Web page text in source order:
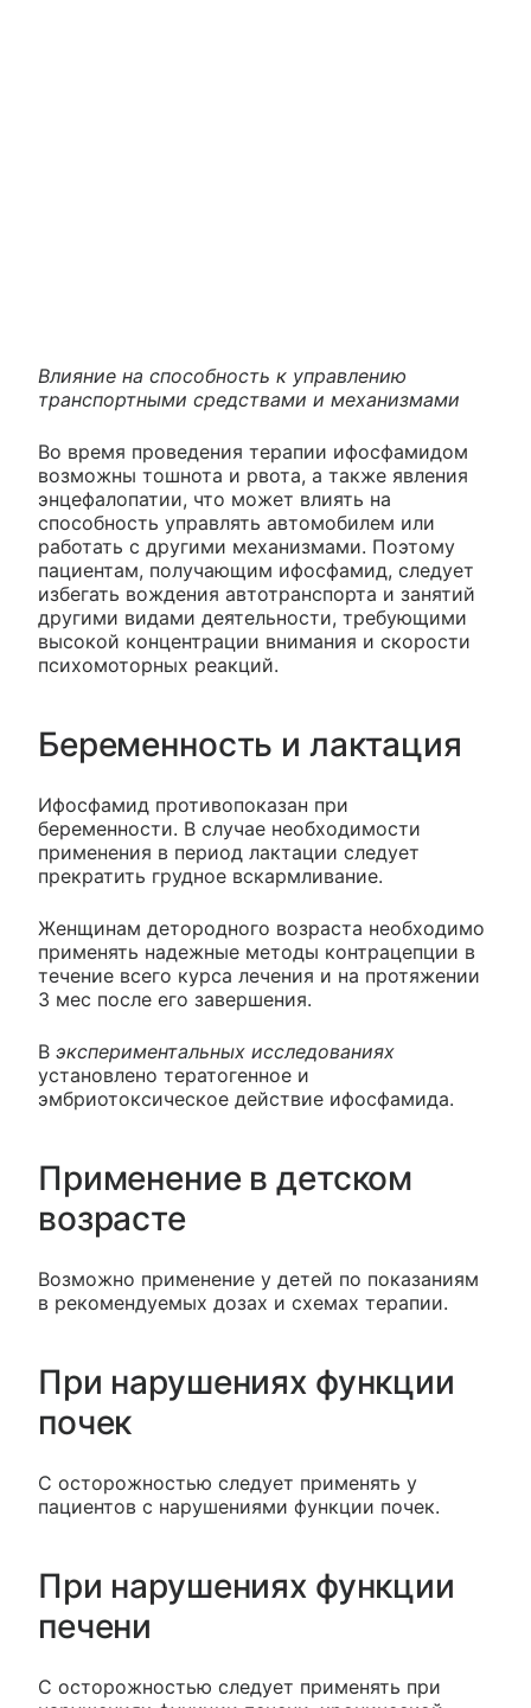
Влияние на способность к управлению
транспортными средствами и механизмами
Во время проведения терапии ифосфамидом
возможны тошнота и рвота, а также явления
энцефалопатии, что может влиять на
способность управлять автомобилем или
работать с другими механизмами. Поэтому
пациентам, получающим ифосфамид, следует
избегать вождения автотранспорта и занятий
другими видами деятельности, требующими
высокой концентрации внимания и скорости
психомоторных реакций.
Беременность и лактация
Ифосфамид противопоказан при
беременности. В случае необходимости
применения в период лактации следует
прекратить грудное вскармливание.
Женщинам детородного возраста необходимо
применять надежные методы контрацепции в
течение всего курса лечения и на протяжении
3 мес после его завершения.
В экспериментальных исследованиях
установлено тератогенное и
эмбриотоксическое действие ифосфамида.
Применение в детском
возрасте
Возможно применение у детей по показаниям
в рекомендуемых дозах и схемах терапии.
При нарушениях функции
почек
С осторожностью следует применять у
пациентов с нарушениями функции почек.
При нарушениях функции
печени
С осторожностью следует применять при